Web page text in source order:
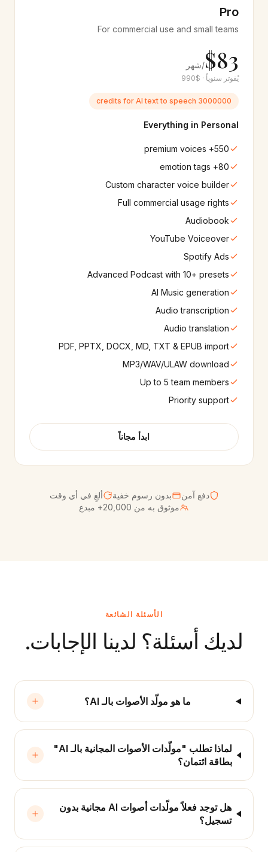
🇧🇷
20+ أصوات
🇲🇰
Macedonian
6+ أصوات
🇦🇿
Azerbaijani
6+ أصوات 🇱🇦
Lao
6+
☁️
550+ أصوات
🔬
IBM
🟠
Amazon
🍎
220+ أصوات
Pro
For commercial use and small teams
$83/شهر
يُفوتر سنوياً · $990
3000000 credits for AI text to speech
Everything in Personal
550+ premium voices
80+ emotion tags
Custom character voice builder
Full commercial usage rights
Audiobook
YouTube Voiceover
Spotify Ads
Advanced Podcast with 10+ presets
AI Music generation
Audio transcription
Audio translation
PDF, PPTX, DOCX, MD, TXT & EPUB import
MP3/WAV/ULAW download
Up to 5 team members
Priority support
ابدأ مجاناً
دفع آمن بدون رسوم خفية
ألغِ في أي وقت
موثوق به من 20,000+ مبدع
الأسئلة الشائعة
لديك أسئلة؟ لدينا الإجابات.
ما هو مولّد الأصوات بالـ AI؟
لماذا تطلب "مولّدات الأصوات المجانية بالـ AI"
بطاقة ائتمان؟
هل توجد فعلاً مولّدات أصوات AI مجانية بدون
تسجيل؟